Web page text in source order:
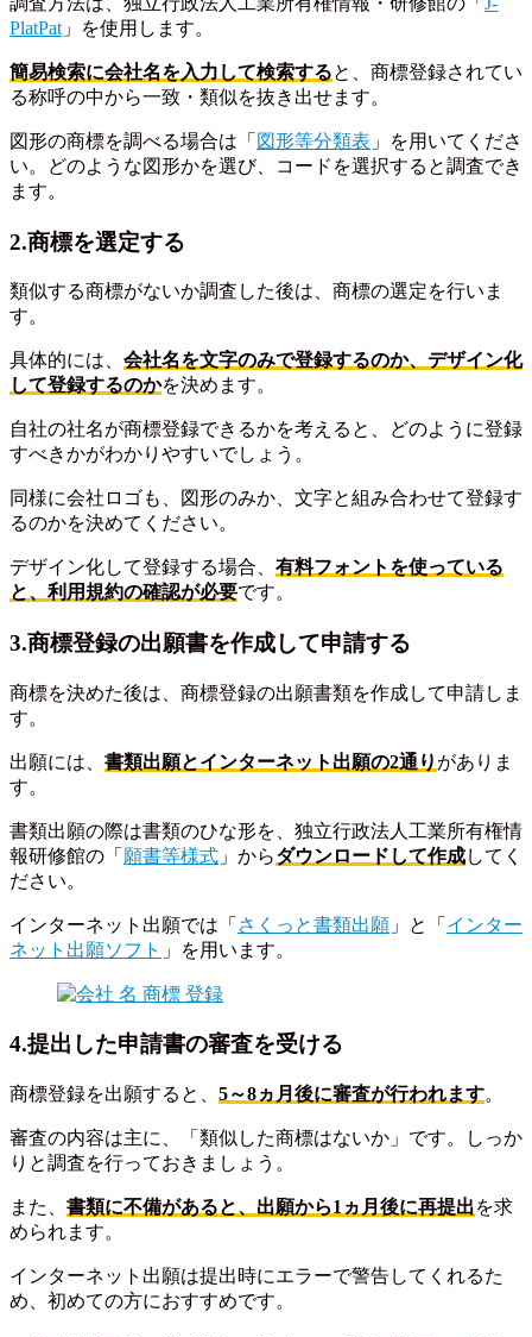
PlatPat 」を使用します。
簡易検索に会社名を入力して検索すると、商標登録されてい
る称呼の中から一致・類似を抜き出せます。
図形の商標を調べる場合は「 図形等分類表 」を用いてくださ
い。どのような図形かを選び、コードを選択すると調査でき
ます。
2.商標を選定する
類似する商標がないか調査した後は、商標の選定を行いま
す。
具体的には、 会社名を文字のみで登録するのか、 デザイン化
して登録するのかを決めます。
自社の社名が商標登録できるかを考えると、どのように登録
すべきかがわかりやすいでしょう。
同様に会社ロゴも、図形のみか、文字と組み合わせて登録す
るのかを決めてください。
デザイン化して登録する場合、 有料フォントを使っている
と、利用規約の確認が必要です。
3.商標登録の出願書を作成して申請する
商標を決めた後は、商標登録の出願書類を作成して申請しま
す。
出願には、 書類出願とインターネット出願の2通り がありま
す。
書類出願の際は書類のひな形を、独立行政法人工業所有権情
報研修館の「 願書等様式 」からダウンロードして作成してく
ださい。
インターネット出願では「 さくっと書類出願 」と「 インター
ネット出願ソフト 」を用います。
4.提出した申請書の審査を受ける
商標登録を出願すると、 5～8ヵ月後に審査が行われます。
審査の内容は主に、「類似した商標はないか」です。しっか
りと調査を行っておきましょう。
また、 書類に不備があると、出願から1ヵ月後に再提出を求
められます。
インターネット出願は提出時にエラーで警告してくれるた
め、初めての方におすすめです。